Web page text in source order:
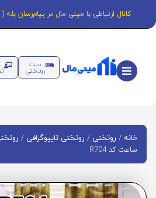
کانال ارتباطی با مینی مال در پیام‌رسان بله ( کلیک
ست
روتختی
خانه / روتختی / روتختی تایپوگرافی /
ساعت کد R704